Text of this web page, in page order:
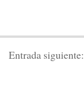
Entrada siguiente: